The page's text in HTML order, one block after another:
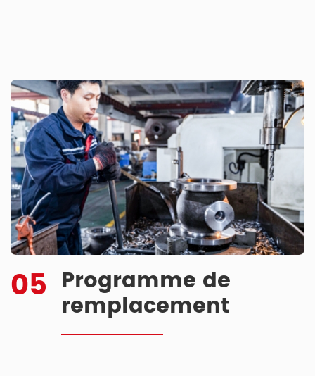
05 Programme de
remplacement